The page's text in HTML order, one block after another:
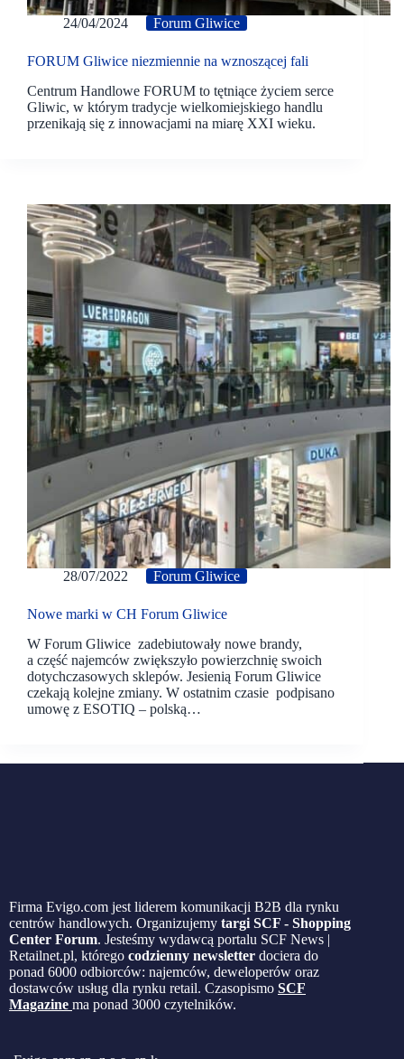
24/04/2024 Forum Gliwice
FORUM Gliwice niezmiennie na wznoszącej fali
Centrum Handlowe FORUM to tętniące życiem serce
Gliwic, w którym tradycje wielkomiejskiego handlu
przenikają się z innowacjami na miarę XXI wieku.
28/07/2022 Forum Gliwice
Nowe marki w CH Forum Gliwice
W Forum Gliwice zadebiutowały nowe brandy,
a część najemców zwiększyło powierzchnię swoich
dotychczasowych sklepów. Jesienią Forum Gliwice
czekają kolejne zmiany. W ostatnim czasie podpisano
umowę z ESOTIQ – polską…
Firma Evigo.com jest liderem komunikacji B2B dla rynku
centrów handlowych. Organizujemy targi SCF - Shopping
Center Forum. Jesteśmy wydawcą portalu SCF News |
Retailnet.pl, którego codzienny newsletter dociera do
ponad 6000 odbiorców: najemców, deweloperów oraz
dostawców usług dla rynku retail. Czasopismo SCF
Magazine ma ponad 3000 czytelników.